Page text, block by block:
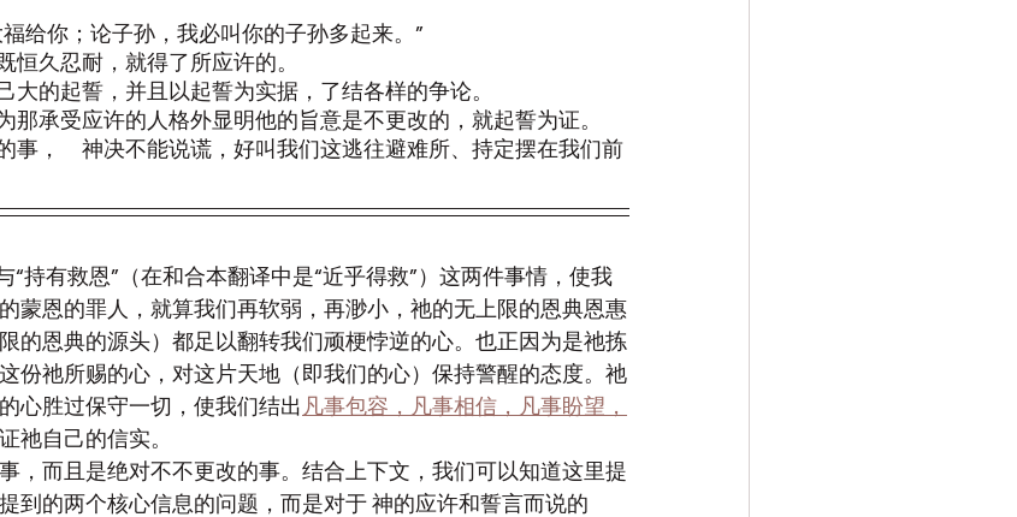
福给你；论子孙，我必叫你的子孙多起来。”
恒久忍耐，就得了所应许的。
大的起誓，并且以起誓为实据，了结各样的争论。
那承受应许的人格外显明他的旨意是不更改的，就起誓为证。
事，　神决不能说谎，好叫我们这逃往避难所、持定摆在我们前
“持有救恩”（在和合本翻译中是“近乎得救”）这两件事情，使我
蒙恩的罪人，就算我们再软弱，再渺小，祂的无上限的恩典恩惠
的恩典的源头）都足以翻转我们顽梗悖逆的心。也正因为是祂拣
份祂所赐的心，对这片天地（即我们的心）保持警醒的态度。祂
心胜过保守一切，使我们结出 凡事包容，凡事相信，凡事盼望，
祂自己的信实。
，而且是绝对不不更改的事。结合上下文，我们可以知道这里提
到的两个核心信息的问题，而是对于 神的应许和誓言而说的